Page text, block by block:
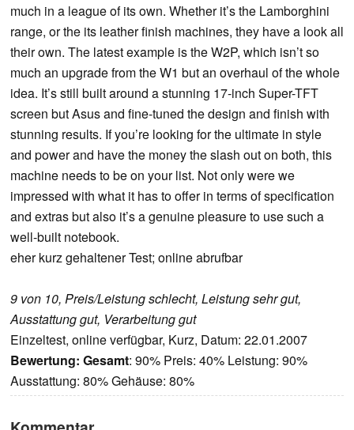
much in a league of its own. Whether it’s the Lamborghini
range, or the its leather finish machines, they have a look all
their own. The latest example is the W2P, which isn’t so
much an upgrade from the W1 but an overhaul of the whole
idea. It’s still built around a stunning 17-inch Super-TFT
screen but Asus and fine-tuned the design and finish with
stunning results. If you’re looking for the ultimate in style
and power and have the money the slash out on both, this
machine needs to be on your list. Not only were we
impressed with what it has to offer in terms of specification
and extras but also it’s a genuine pleasure to use such a
well-built notebook.
eher kurz gehaltener Test; online abrufbar
9 von 10, Preis/Leistung schlecht, Leistung sehr gut,
Ausstattung gut, Verarbeitung gut
Einzeltest, online verfügbar, Kurz, Datum: 22.01.2007
Bewertung: Gesamt: 90% Preis: 40% Leistung: 90%
Ausstattung: 80% Gehäuse: 80%